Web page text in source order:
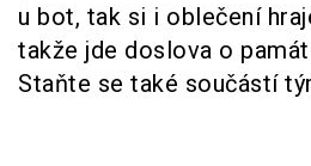
u bot, tak si i oblečení
takže jde doslova o
Staňte se také součástí